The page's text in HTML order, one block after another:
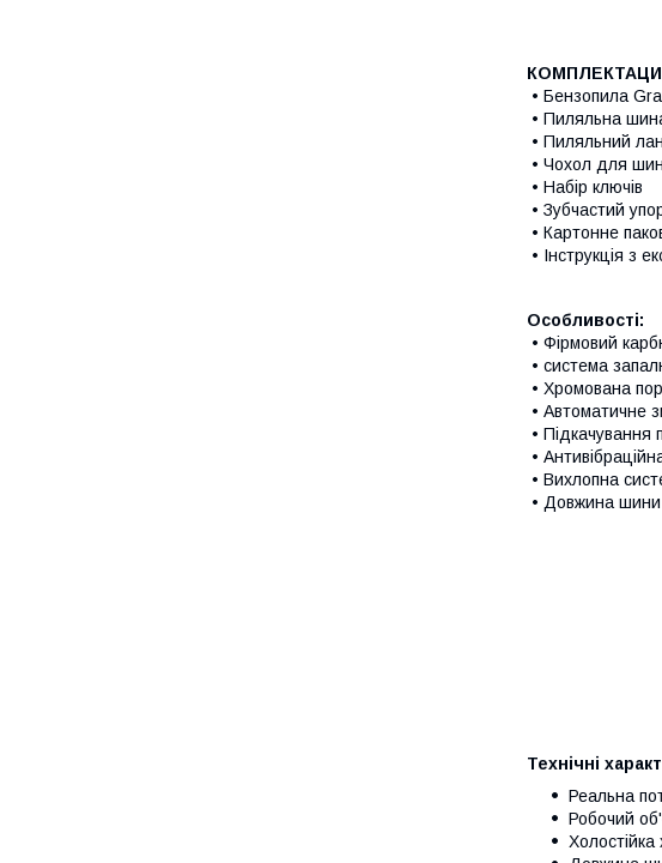
• Бензопила
• Пиляльна
• Пиляльний
• Чохол для
• Набір ключів
• Зубчастий
• Картонне
• Інструкція з
Особливості:
• Фірмовий
• система
• Хромована
• Автоматичне
• Підкачування
•
• Вихлопна
• Довжина
Технічні
Реальна
Робочий